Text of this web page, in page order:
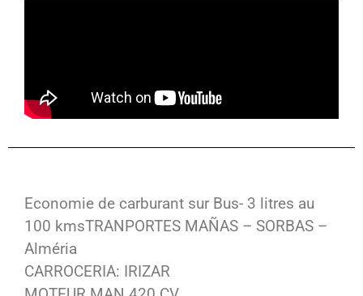
Economie de carburant sur Bus- 3 litres au
100 kmsTRANPORTES MAÑAS – SORBAS –
Alméria
CARROCERIA: IRIZAR